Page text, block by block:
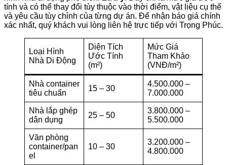
tính và có thể thay đổi tùy thuộc vào thời điểm, vật liệu cụ thể
và yêu cầu tùy chỉnh của từng dự án. Để nhận báo giá chính
xác nhất, quý khách vui lòng liên hệ trực tiếp với Trọng Phúc.
Loại Hình
Nhà Di Động
Diện Tích
Ước Tính
(m²)
Mức Giá
Tham Khảo
(VNĐ/m²)
Nhà container
tiêu chuẩn
15 – 30
4.500.000 –
7.000.000
Nhà lắp ghép
dân dụng
25 – 50
3.800.000 –
5.500.000
Văn phòng
container/pan
el
10 – 30
3.200.000 –
4.800.000